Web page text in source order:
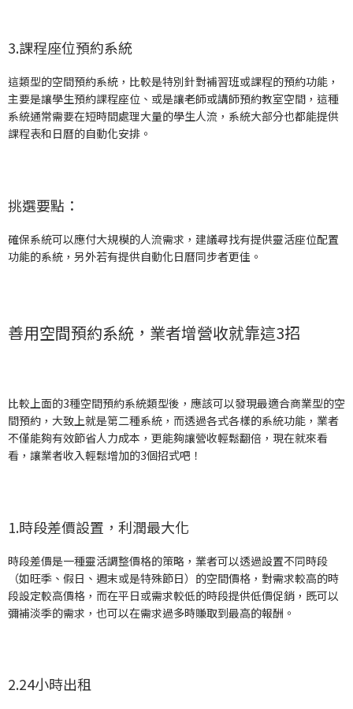
3.課程座位預約系統
這類型的空間預約系統，比較是特別針對補習班或課程的預約功能，
主要是讓學生預約課程座位、或是讓老師或講師預約教室空間，這種
系統通常需要在短時間處理大量的學生人流，系統大部分也都能提供
課程表和日曆的自動化安排。
挑選要點：
確保系統可以應付大規模的人流需求，建議尋找有提供靈活座位配置
功能的系統，另外若有提供自動化日曆同步者更佳。
善用空間預約系統，業者增營收就靠這3招
比較上面的3種空間預約系統類型後，應該可以發現最適合商業型的空
間預約，大致上就是第二種系統，而透過各式各樣的系統功能，業者
不僅能夠有效節省人力成本，更能夠讓營收輕鬆翻倍，現在就來看
看，讓業者收入輕鬆增加的3個招式吧！
1.時段差價設置，利潤最大化
時段差價是一種靈活調整價格的策略，業者可以透過設置不同時段
（如旺季、假日、週末或是特殊節日）的空間價格，對需求較高的時
段設定較高價格，而在平日或需求較低的時段提供低價促銷，既可以
彌補淡季的需求，也可以在需求過多時賺取到最高的報酬。
2.24小時出租